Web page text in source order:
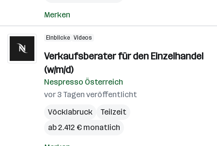
Merken
Einblicke Videos
Verkaufsberater für den Einzelhandel
(w/m/d)
Nespresso Österreich
vor 3 Tagen veröffentlicht
Vöcklabruck
Teilzeit
ab 2.412 € monatlich